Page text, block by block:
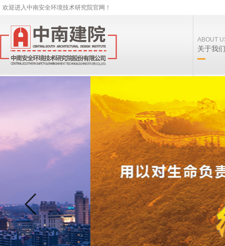
欢迎进入中南安全环境技术研究院官网！
ABOUT
关于我们